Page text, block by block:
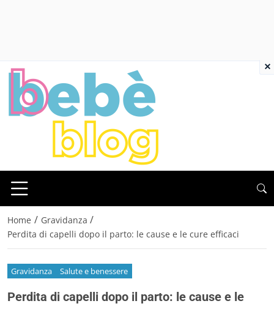
Home / Gravidanza /
Perdita di capelli dopo il parto: le cause e le cure efficaci
Gravidanza Salute e benessere
Perdita di capelli dopo il parto: le cause e le
×